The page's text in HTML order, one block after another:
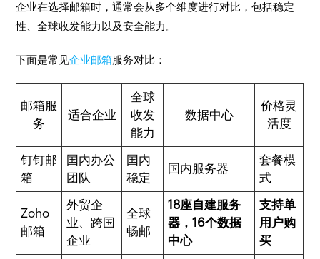
企业在选择邮箱时，通常会从多个维度进行对比，包括稳定
性、全球收发能力以及安全能力。
下面是常见企业邮箱服务对比：
邮箱服
务
适合企业
全球
收发
能力
数据中心
价格灵
活度
钉钉邮
箱
国内办公
团队
国内
稳定
国内服务器
套餐模
式
Zoho
邮箱
外贸企
业、跨国
企业
全球
畅邮
18座自建服务
器，16个数据
中心
支持单
用户购
买